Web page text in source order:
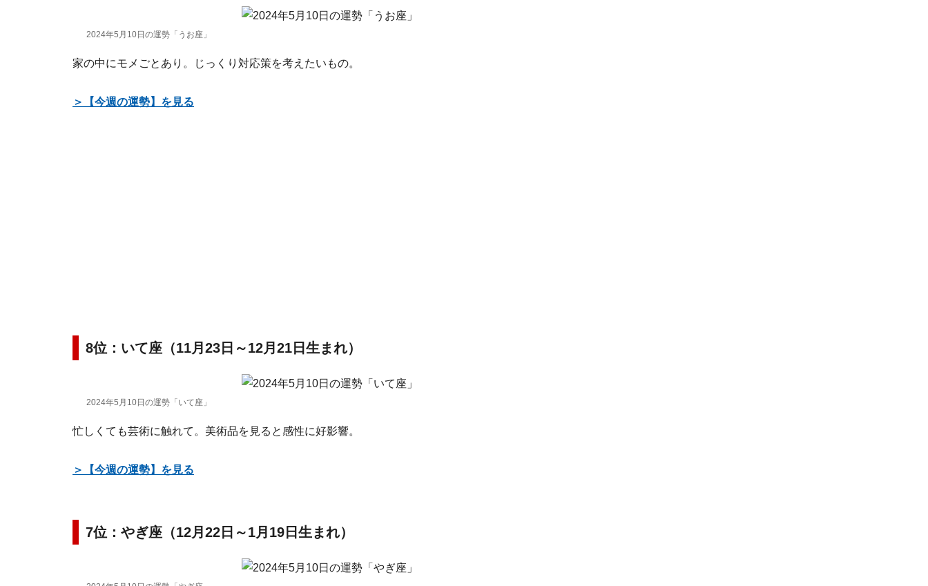
2024年5月10日の運勢「うお座」
家の中にモメごとあり。じっくり対応策を考えたいもの。
＞【今週の運勢】を見る
8位：いて座（11月23日～12月21日生まれ）
2024年5月10日の運勢「いて座」
忙しくても芸術に触れて。美術品を見ると感性に好影響。
＞【今週の運勢】を見る
7位：やぎ座（12月22日～1月19日生まれ）